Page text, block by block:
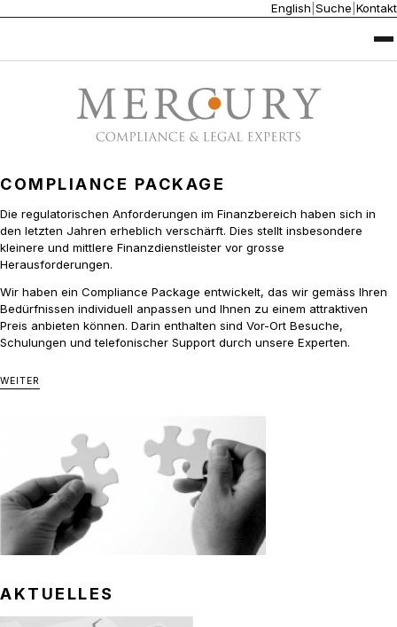
English Suche Kontakt
COMPLIANCE
OUTSOURCING
LÖSUNGEN
COMPLIANCE PACKAGE
Die regulatorischen Anforderungen im Finanzbereich haben sich in
den letzten Jahren erheblich verschärft. Dies stellt insbesondere
kleinere und mittlere Finanzdienstleister vor grosse
Herausforderungen.
Wir haben ein Compliance Package entwickelt, das wir gemäss Ihren
Bedürfnissen individuell anpassen und Ihnen zu einem attraktiven
Preis anbieten können. Darin enthalten sind Vor-Ort Besuche,
Schulungen und telefonischer Support durch unsere Experten.
WEITER
AKTUELLES